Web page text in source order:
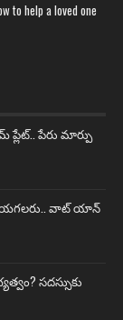
to help a loved one
ప్లేట్‌.. పేరు మార్పు
వాట్ యాన్
సదస్సుకు